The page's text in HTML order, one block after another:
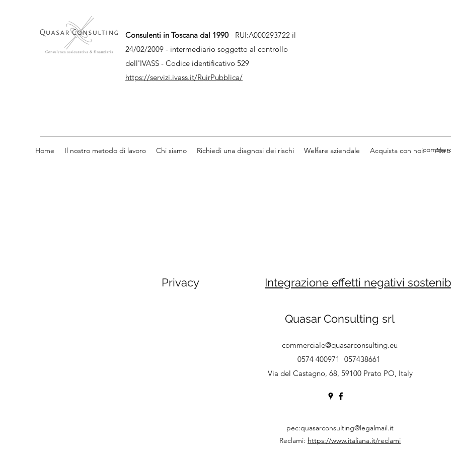
Consulenti in Toscana dal 1990 - RUI:A000293722 il
24/02/2009 - intermediario soggetto al controllo
dell'IVASS - Codice identificativo 529
https://servizi.ivass.it/RuirPubblica/
Home Il nostro metodo di lavoro Chi siamo Richiedi una diagnosi dei rischi Welfare aziendale Acquista con noi. Altro
Privacy Integrazione effetti negativi
Quasar Consulting srl
commerciale@quasarconsulting.eu
0574 400971
Via del Castagno, 68, 59100 Prato PO, Italy
057438661
pec:quasarconsulting@legalmail.it
Reclami: https://www.italiana.it/reclami